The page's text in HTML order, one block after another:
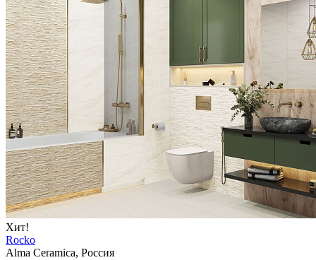
Хит!
Rocko
Alma Ceramica, Россия